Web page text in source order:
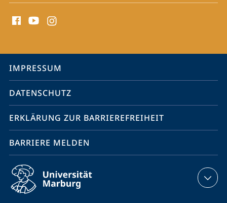
Media
Service-
Navigation
IMPRESSUM
DATENSCHUTZ
ERKLÄRUNG ZUR BARRIEREFREIHEIT
BARRIERE MELDEN